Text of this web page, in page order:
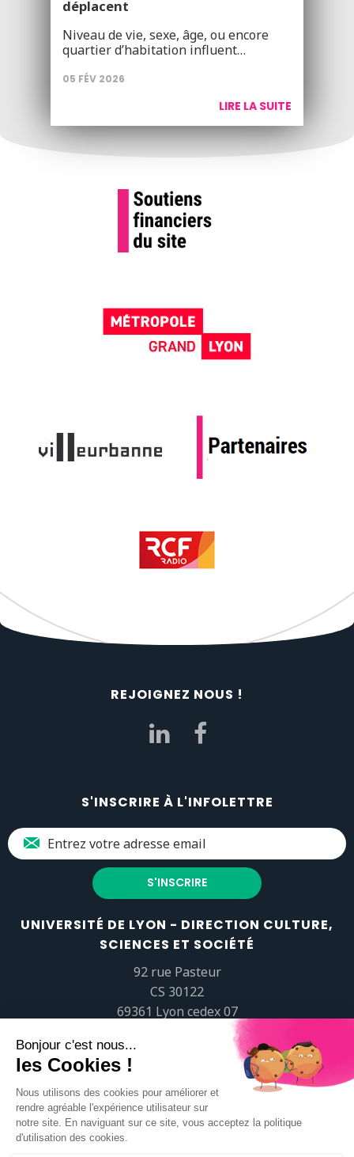
déplacent
Niveau de vie, sexe, âge, ou encore
quartier d’habitation influent…
05 FÉV 2026
LIRE LA SUITE
REJOIGNEZ NOUS !
S'INSCRIRE À L'INFOLETTRE
UNIVERSITÉ DE LYON - DIRECTION CULTURE,
SCIENCES ET SOCIÉTÉ
92 rue Pasteur
CS 30122
69361 Lyon cedex 07
popsciences@universite-lyon.fr
Tél.+33 (0)4 37 37 82 01